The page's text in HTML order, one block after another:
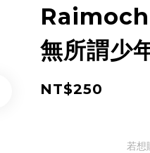
Raimochi
無所謂少
NT$250
若想